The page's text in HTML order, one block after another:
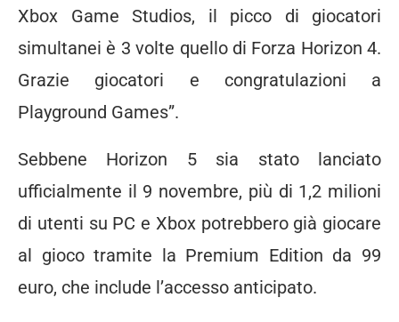
Xbox Game Studios, il picco di giocatori
simultanei è 3 volte quello di Forza Horizon 4.
Grazie giocatori e congratulazioni a
Playground Games”.
Sebbene Horizon 5 sia stato lanciato
ufficialmente il 9 novembre, più di 1,2 milioni
di utenti su PC e Xbox potrebbero già giocare
al giocotramite la Premium Edition da 99
euro, che include l’accesso anticipato.